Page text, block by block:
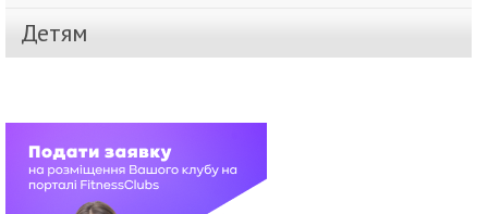
Детям